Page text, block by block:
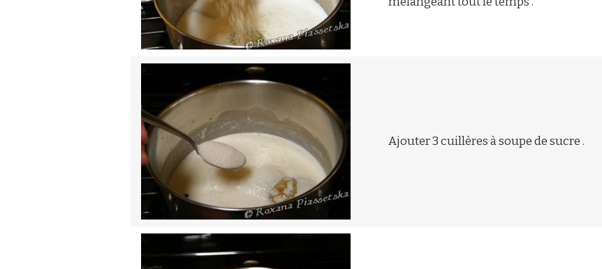
Ajouter 3 cuillères à soupe de sucre .